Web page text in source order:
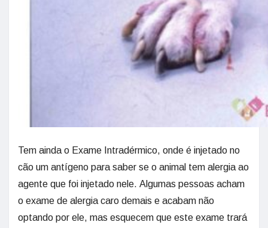
Tem ainda o Exame Intradérmico, onde é injetado no
cão um antígeno para saber se o animal tem alergia ao
agente que foi injetado nele. Algumas pessoas acham
o exame de alergia caro demais e acabam não
optando por ele, mas esquecem que este exame trará